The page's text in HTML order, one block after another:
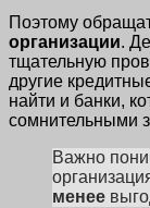
Поэтому
организации.
тщательную
другие
найти и банки,
сомнительными
Важно
менее